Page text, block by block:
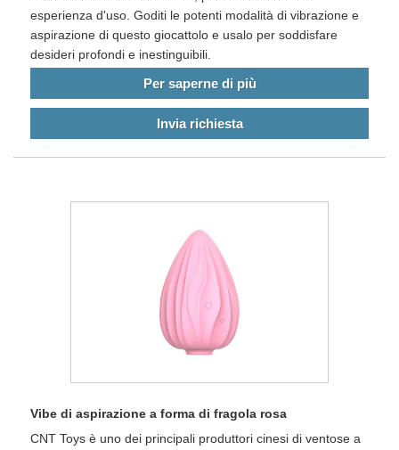
esperienza d'uso. Goditi le potenti modalità di vibrazione e
aspirazione di questo giocattolo e usalo per soddisfare
desideri profondi e inestinguibili.
Per saperne di più
Invia richiesta
Vibe di aspirazione a forma di fragola rosa
CNT Toys è uno dei principali produttori cinesi di ventose a